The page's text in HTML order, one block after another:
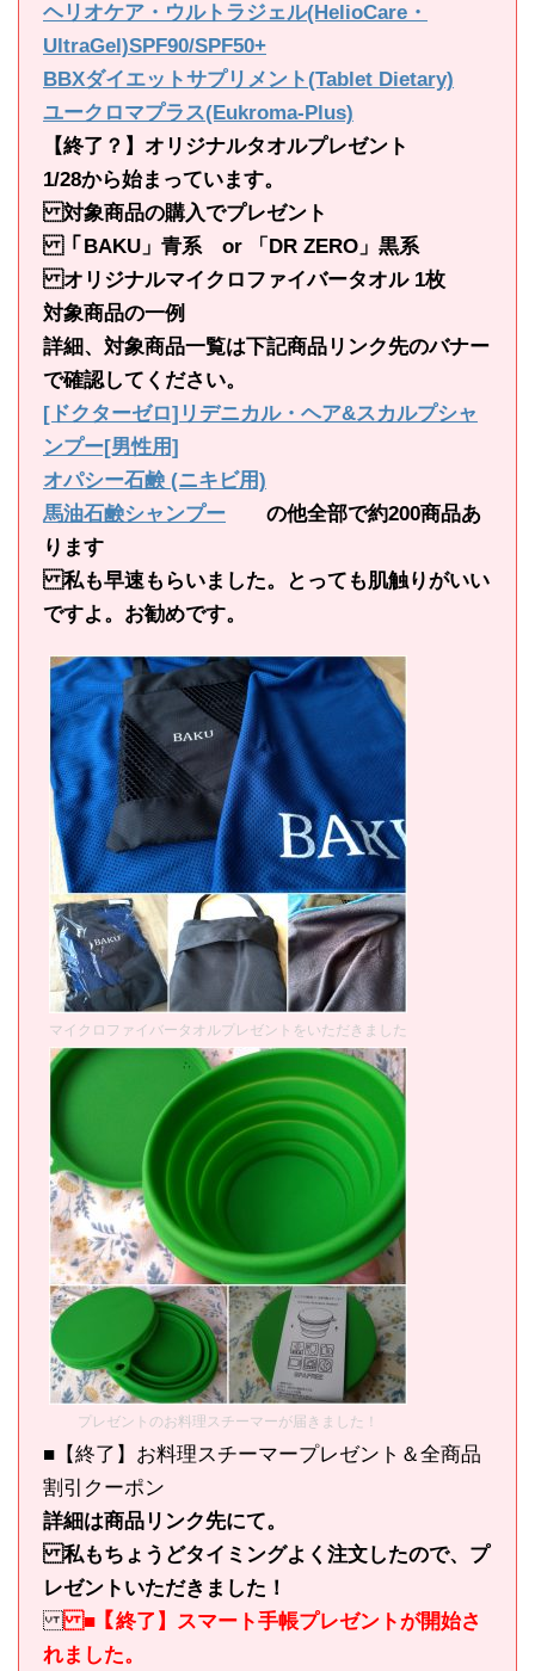
ヘリオケア・ウルトラジェル(HelioCare・
UltraGel)SPF90/SPF50+
BBXダイエットサプリメント(Tablet Dietary)
ユークロマプラス(Eukroma-Plus)
【終了？】オリジナルタオルプレゼント
1/28から始まっています。
対象商品の購入でプレゼント
「BAKU」青系 or 「DR ZERO」黒系
オリジナルマイクロファイバータオル 1枚
対象商品の一例
詳細、対象商品一覧は下記商品リンク先のバナー
で確認してください。
[ドクターゼロ]リデニカル・ヘア&スカルプシャ
ンプー[男性用]
オパシー石鹸 (ニキビ用)
馬油石鹸シャンプー の他全部で約200商品あ
ります
私も早速もらいました。とっても肌触りがいい
ですよ。お勧めです。
マイクロファイバータオルプレゼントをいただきました
プレゼントのお料理スチーマーが届きました！
■【終了】お料理スチーマープレゼント＆全商品
割引クーポン
詳細は商品リンク先にて。
私もちょうどタイミングよく注文したので、プ
レゼントいただきました！
■【終了】スマート手帳プレゼントが開始さ
れました。